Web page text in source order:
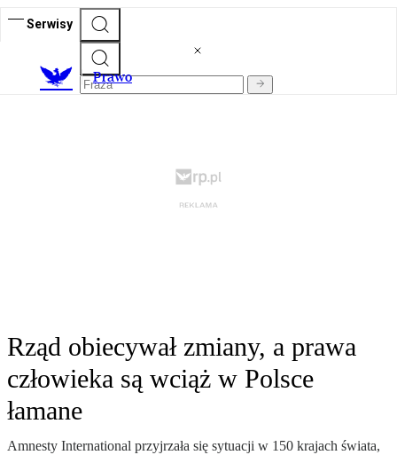
Serwisy
Prawo
Rząd obiecywał zmiany, a prawa
człowieka są wciąż w Polsce
łamane
Amnesty International przyjrzała się sytuacji w 150 krajach świata,